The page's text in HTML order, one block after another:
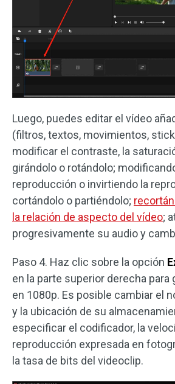
Luego, puedes editar el vídeo
(filtros, textos, movimientos,
modificar el contraste, la
girándolo o rotándolo;
reproducción o invirtiendo la
cortándolo o partiéndolo;
la relación de aspecto del vídeo;
progresivamente su audio y
Paso 4. Haz clic sobre la opción
en la parte superior derecha para
en 1080p. Es posible cambiar el
y la ubicación de su
especificar el codificador, la
reproducción expresada en
la tasa de bits del videoclip.